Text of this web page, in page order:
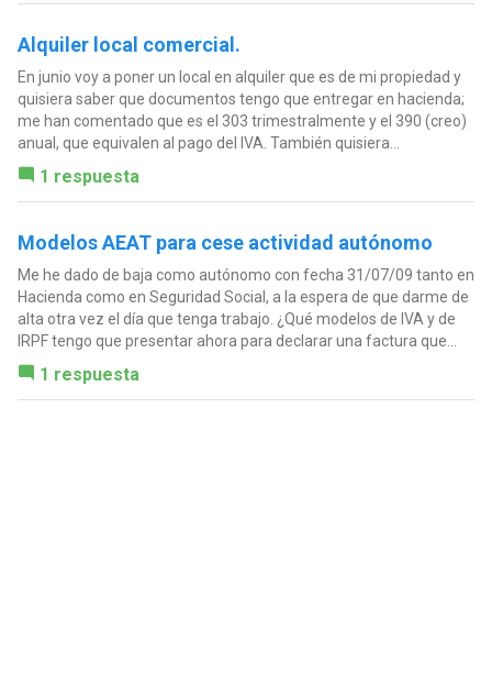
Alquiler local comercial.
En junio voy a poner un local en alquiler que es de mi propiedad y
quisiera saber que documentos tengo que entregar en hacienda;
me han comentado que es el 303 trimestralmente y el 390 (creo)
anual, que equivalen al pago del IVA. También quisiera...
1 respuesta
Modelos AEAT para cese actividad autónomo
Me he dado de baja como autónomo con fecha 31/07/09 tanto en
Hacienda como en Seguridad Social, a la espera de que darme de
alta otra vez el día que tenga trabajo. ¿Qué modelos de IVA y de
IRPF tengo que presentar ahora para declarar una factura que...
1 respuesta